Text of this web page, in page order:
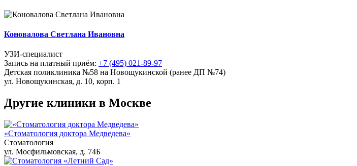
Коновалова Светлана Ивановна
УЗИ-специалист
Запись на платный приём: +7 (495) 021-89-97
Детская поликлиника №58 на Новощукинской (ранее ДП №74)
ул. Новощукинская, д. 10, корп. 1
Другие клиники в Москве
«Стоматология доктора Медведева»
Стоматология
ул. Мосфильмовская, д. 74Б